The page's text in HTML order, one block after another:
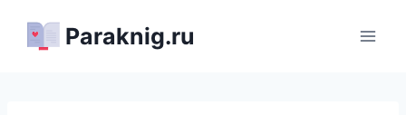
Paraknig.ru